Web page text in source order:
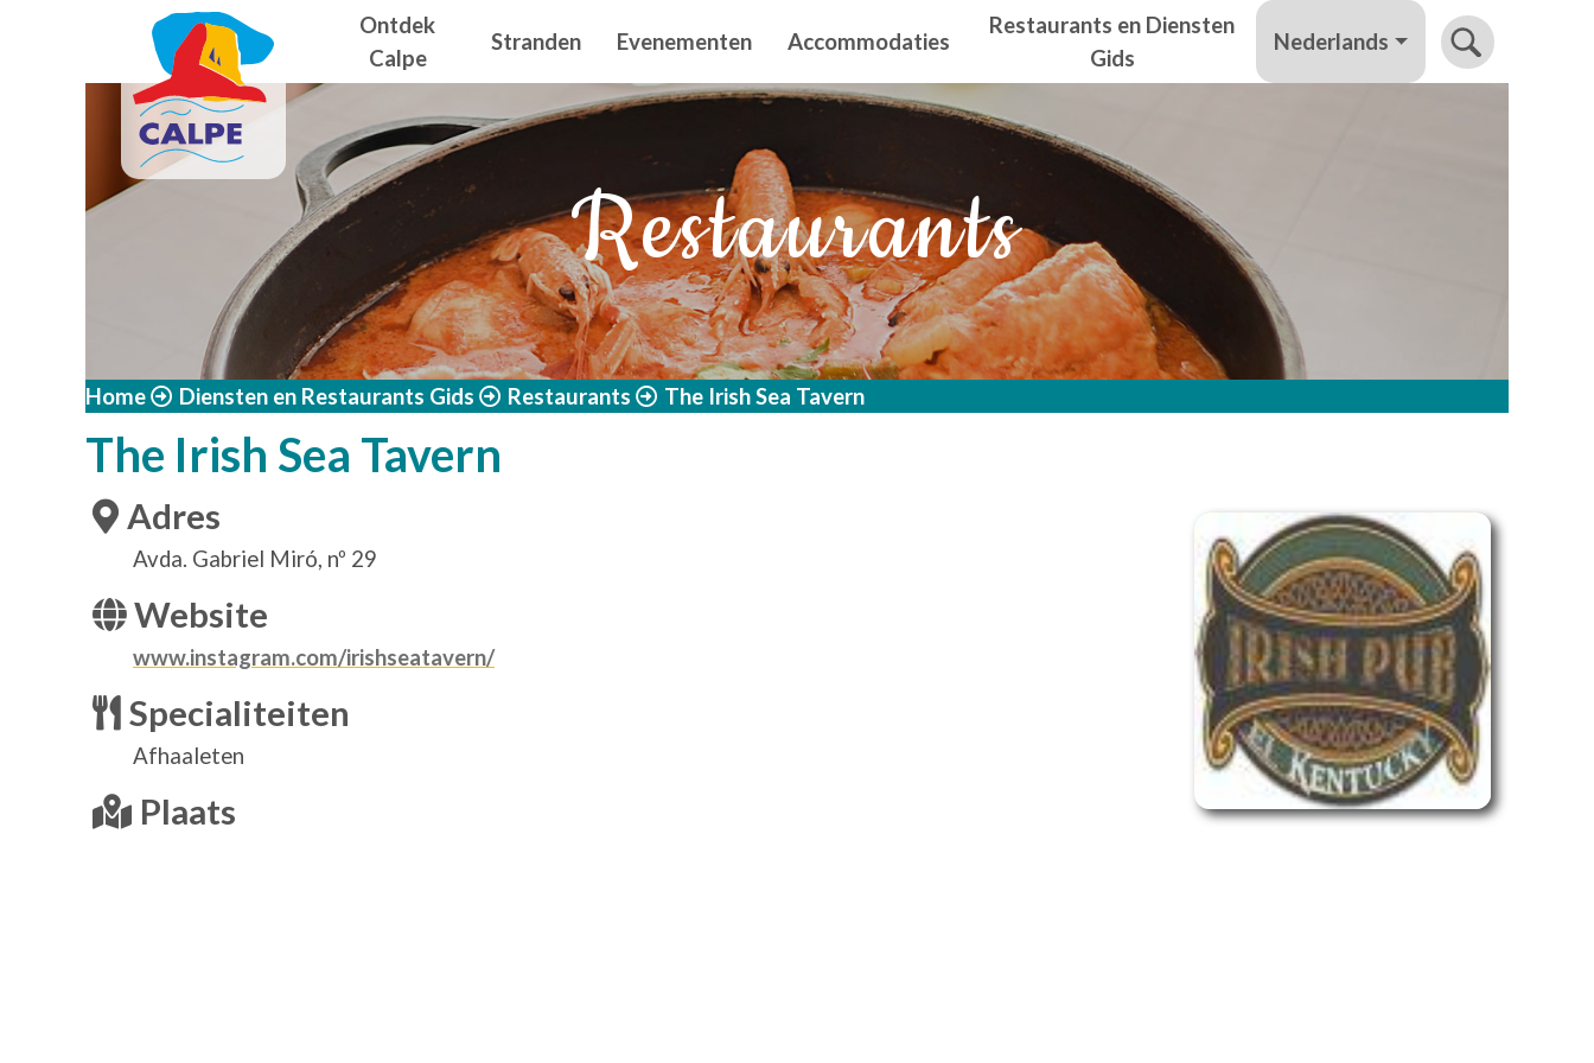
Overslaan en naar de inhoud gaan Navegación principal
Ontdek
Calpe
Stranden Evenementen Accommodaties
Restaurants en Diensten
Gids
Nederlands
Restaurants
Home Diensten en Restaurants Gids Restaurants The Irish Sea Tavern
The Irish Sea Tavern
Adres
Avda. Gabriel Miró, nº 29
Website
www.instagram.com/irishseatavern/
Specialiteiten
Afhaaleten
Plaats